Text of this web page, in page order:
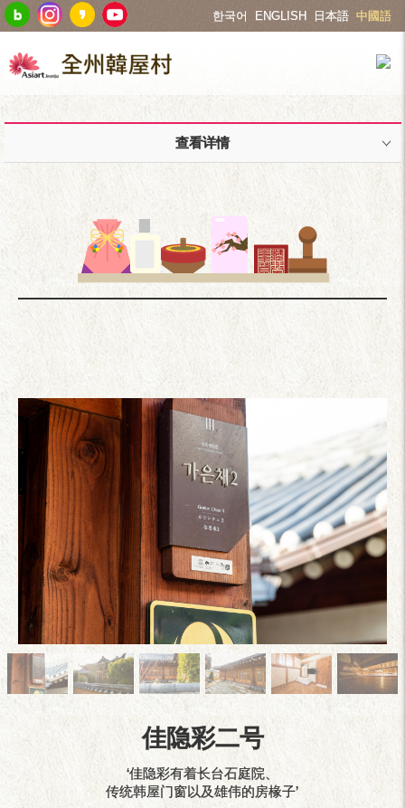
한국어 ENGLISH 日本語 中國語
查看详情
佳隐彩二号
‘佳隐彩有着长台石庭院、
传统韩屋门窗以及雄伟的房椽子’